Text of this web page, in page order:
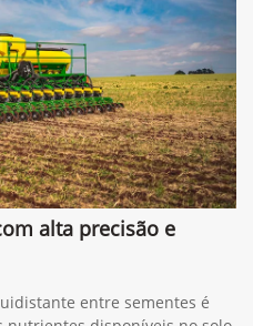
alta precisão e
entre sementes é